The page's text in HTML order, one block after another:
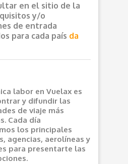
en el sitio de la
y/o
de entrada
para cada país da
labor en Vuelax es
y difundir las
de viaje más
Cada día
los principales
agencias, aerolíneas y
para presentarte las